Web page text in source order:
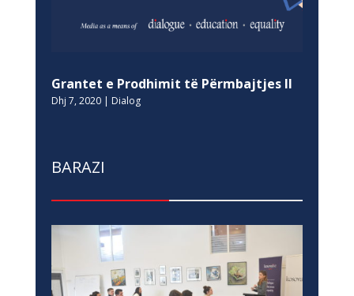
Grantet e Prodhimit të Përmbajtjes II
Dhj 7, 2020| Dialog
BARAZI